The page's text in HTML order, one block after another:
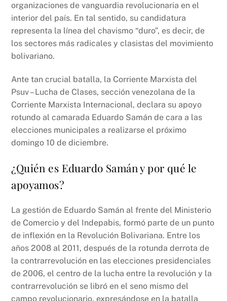
organizaciones de vanguardia revolucionaria en el
interior del país. En tal sentido, su candidatura
representa la línea del chavismo “duro”, es decir, de
los sectores más radicales y clasistas del movimiento
bolivariano.
Ante tan crucial batalla, la Corriente Marxista del
Psuv – Lucha de Clases, sección venezolana de la
Corriente Marxista Internacional, declara su apoyo
rotundo al camarada Eduardo Samán de cara a las
elecciones municipales a realizarse el próximo
domingo 10 de diciembre.
¿Quién es Eduardo Samán y por qué le
apoyamos?
La gestión de Eduardo Samán al frente del Ministerio
de Comercio y del Indepabis, formó parte de un punto
de inflexión en la Revolución Bolivariana. Entre los
años 2008 al 2011, después de la rotunda derrota de
la contrarrevolución en las elecciones presidenciales
de 2006, el centro de la lucha entre la revolución y la
contrarrevolución se libró en el seno mismo del
campo revolucionario, expresándose en la batalla